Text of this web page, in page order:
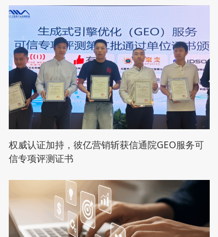
权威认证加持，彼亿营销斩获信通院GEO服务可
信专项评测证书